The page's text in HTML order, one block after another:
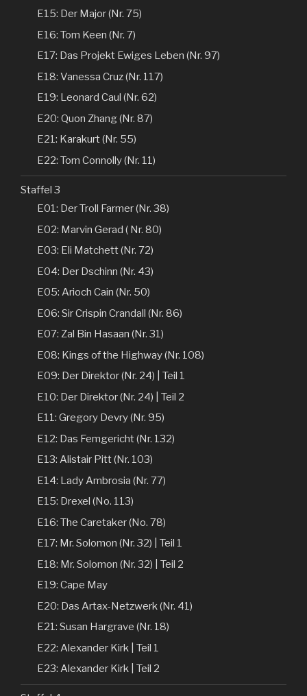
E15: Der Major (Nr. 75)
E16: Tom Keen (Nr. 7)
E17: Das Projekt Ewiges Leben (Nr. 97)
E18: Vanessa Cruz (Nr. 117)
E19: Leonard Caul (Nr. 62)
E20: Quon Zhang (Nr. 87)
E21: Karakurt (Nr. 55)
E22: Tom Connolly (Nr. 11)
Staffel 3
E01: Der Troll Farmer (Nr. 38)
E02: Marvin Gerad ( Nr. 80)
E03: Eli Matchett (Nr. 72)
E04: Der Dschinn (Nr. 43)
E05: Arioch Cain (Nr. 50)
E06: Sir Crispin Crandall (Nr. 86)
E07: Zal Bin Hasaan (Nr. 31)
E08: Kings of the Highway (Nr. 108)
E09: Der Direktor (Nr. 24) | Teil 1
E10: Der Direktor (Nr. 24) | Teil 2
E11: Gregory Devry (Nr. 95)
E12: Das Femgericht (Nr. 132)
E13: Alistair Pitt (Nr. 103)
E14: Lady Ambrosia (Nr. 77)
E15: Drexel (No. 113)
E16: The Caretaker (No. 78)
E17: Mr. Solomon (Nr. 32) | Teil 1
E18: Mr. Solomon (Nr. 32) | Teil 2
E19: Cape May
E20: Das Artax-Netzwerk (Nr. 41)
E21: Susan Hargrave (Nr. 18)
E22: Alexander Kirk | Teil 1
E23: Alexander Kirk | Teil 2